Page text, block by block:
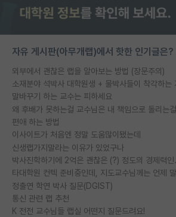
자유 게시판(아무개랩)에서 핫한 인기글은?
외부에서 괜찮은 랩을 알아보는 방법 (장문주의)
소재분야 석박사 대학원생 + 물박사들이 착각하는
말바꾸기 하는 교수는 피하세요
편애 하는 방법
이사이트가 처음엔 정말 도움많이됐는데
신생랩가지말라는 이유가 있었구나
박사
정출연 학연 박사 질문(DGIST)
통신 관련 랩 추천
K 전전 교수님들 랩실 어떤지 질문드려요!